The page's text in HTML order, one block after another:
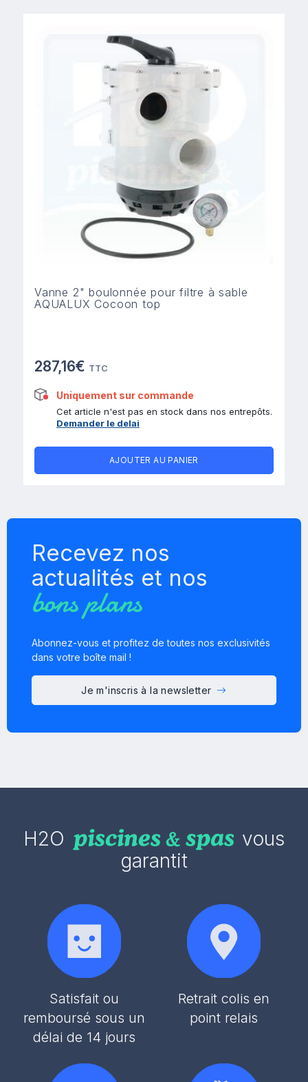
Vanne 2" boulonnée pour filtre à sable
AQUALUX Cocoon top
287,16€ TTC
Uniquement sur commande
Cet article n'est pas en stock dans nos entrepôts.
Demander le delai
AJOUTER AU PANIER
Recevez nos
actualités et nos
bons plans
Abonnez-vous et profitez de toutes nos exclusivités
dans votre boîte mail !
Je m'inscris à la newsletter
H2O
vous
garantit
Satisfait ou
remboursé sous un
délai de 14 jours
Retrait colis en
point relais